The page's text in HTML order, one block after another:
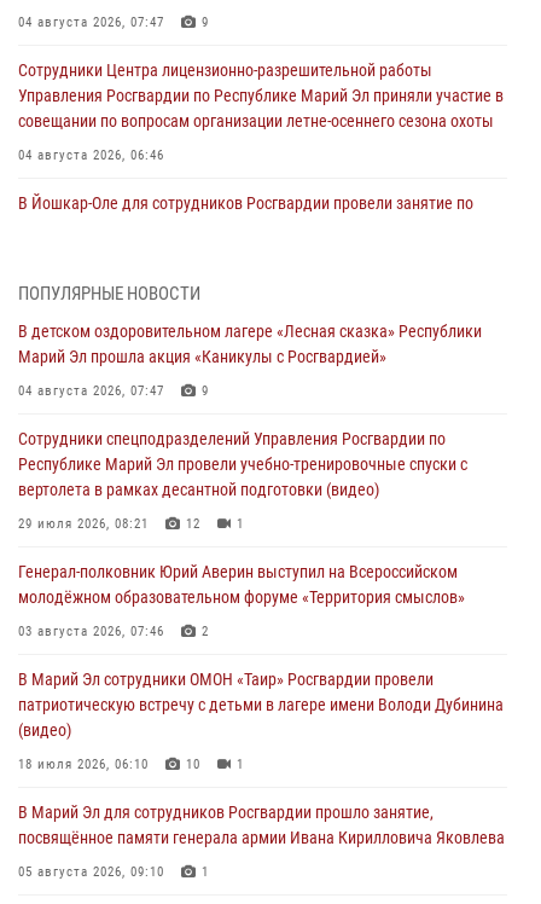
04 августа 2026, 07:47 9
Сотрудники Центра лицензионно-разрешительной работы
Управления Росгвардии по Республике Марий Эл приняли участие в
совещании по вопросам организации летне-осеннего сезона охоты
04 августа 2026, 06:46
В Йошкар-Оле для сотрудников Росгвардии провели занятие по
молодёжном образовательном форуме «Территория смыслов»
03 августа 2026, 07:46
празднования Дня ВДВ и проведения матчевого турнира на Кубок
Раимкуля Малахбекова
03 августа 2026, 06:52
образования 2 августа
02 августа 2026, 11:44
мировой войне 1914-1918 годов
01 августа 2026, 11:42
ПОПУЛЯРНЫЕ НОВОСТИ
В детском оздоровительном лагере «Лесная сказка» Республики
Марий Эл прошла акция «Каникулы с Росгвардией»
04 августа 2026, 07:47 9
Сотрудники спецподразделений Управления Росгвардии по
Республике Марий Эл провели учебно-тренировочные спуски с
вертолета в рамках десантной подготовки (видео)
29 июля 2026, 08:21 12 1
Генерал-полковник Юрий Аверин выступил на Всероссийском
молодёжном образовательном форуме «Территория смыслов»
03 августа 2026, 07:46 2
В Марий Эл сотрудники ОМОН «Таир» Росгвардии провели
патриотическую встречу с детьми в лагере имени Володи Дубинина
(видео)
18 июля 2026, 06:10 10 1
В Марий Эл для сотрудников Росгвардии прошло занятие,
посвящённое памяти генерала армии Ивана Кирилловича Яковлева
05 августа 2026, 09:10 1